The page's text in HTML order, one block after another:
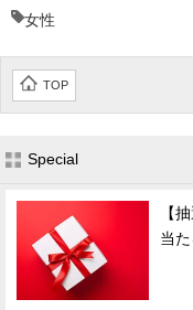
女性
TOP
Special
【
当